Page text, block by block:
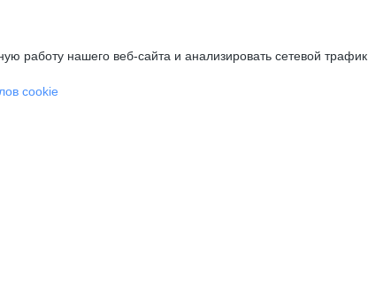
работу нашего веб-сайта и анализировать сетевой трафик.
cookie